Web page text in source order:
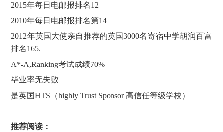
2015年每日电邮报排名12
2010年每日电邮报排名第14
2012年英国大使亲自推荐的英国3000名寄宿中学胡润百富
排名165.
A*-A,Ranking考试成绩70%
毕业率无失败
是英国HTS（highly Trust Sponsor 高信任等级学校）
推荐阅读：